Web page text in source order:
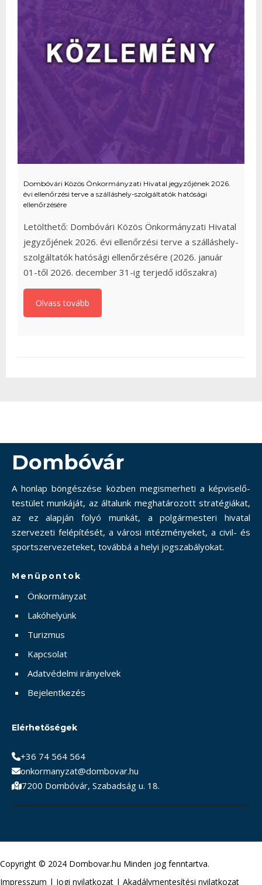
Dombóvári Közös Önkormányzati Hivatal jegyzőjének 2026.
évi ellenőrzési terve a szálláshely-szolgáltatók hatósági
ellenőrzésére
Letölthető: Dombóvári Közös Önkormányzati Hivatal
jegyzőjének 2026. évi ellenőrzési terve a szálláshely-
szolgáltatók hatósági ellenőrzésére (2026. január
01-től 2026. december 31-ig terjedő időszakra)
Olvass tovább
Dombóvár
A honlap böngészése közben megismerheti a képviselő-
testület munkáját, az általunk meghatározott stratégiákat,
az ez alapján folyó munkát, a polgármesteri hivatal
szervezeti felépítését, a városi intézményeket, a civil- és
sportszervezeteket, továbbá a helyi jogszabályokat.
Menüpontok
Önkormányzat
Lakóhelyünk
Turizmus
Kapcsolat
Adatvédelmi irányelvek
Bejelentkezés
Elérhetőségek
+36 74 564 564
onkormanyzat@dombovar.hu
7200 Dombóvár, Szabadság u. 18.
Copyright © 2024 Dombovar.hu Minden jog fenntartva.
Impresszum | Jogi nyilatkozat | Akadálymentesítési nyilatkozat